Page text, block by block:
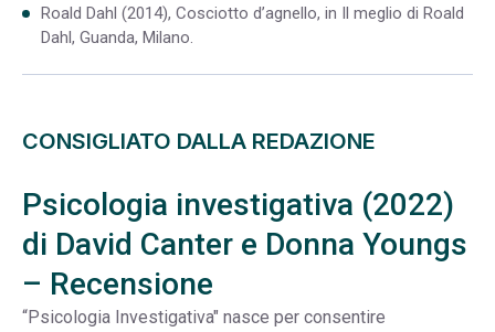
Roald Dahl (2014), Cosciotto d’agnello, in Il meglio di Roald
Dahl, Guanda, Milano.
CONSIGLIATO DALLA REDAZIONE
Psicologia investigativa (2022)
di David Canter e Donna Youngs
– Recensione
“Psicologia Investigativa" nasce per consentire